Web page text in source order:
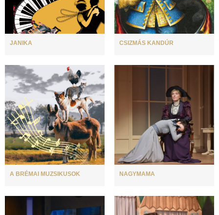
JANIKA CSIZMÁS KANDÚR
A BRÉMAI MUZSIKUSOK NAGYMAMA